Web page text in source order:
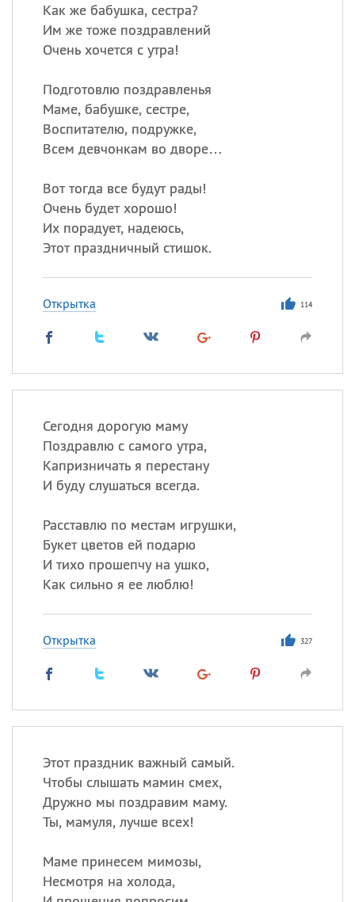
Как же бабушка, сестра?
Им же тоже поздравлений
Очень хочется с утра!
Подготовлю поздравленья
Маме, бабушке, сестре,
Воспитателю, подружке,
Всем девчонкам во дворе…
Вот тогда все будут рады!
Очень будет хорошо!
Их порадует, надеюсь,
Этот праздничный стишок.
Открытка 114
Сегодня дорогую маму
Поздравлю с самого утра,
Капризничать я перестану
И буду слушаться всегда.
Расставлю по местам игрушки,
Букет цветов ей подарю
И тихо прошепчу на ушко,
Как сильно я ее люблю!
Открытка 327
Этот праздник важный самый.
Чтобы слышать мамин смех,
Дружно мы поздравим маму.
Ты, мамуля, лучше всех!
Маме принесем мимозы,
Несмотря на холода,